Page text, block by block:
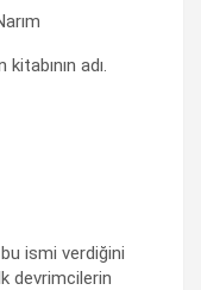
adı.
ismi verdiğini
devrimcilerin